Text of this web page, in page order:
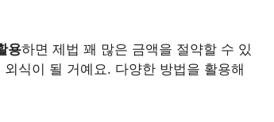
용하면 제법 꽤 많은 금액을 절약할 수 있
식이 될 거예요. 다양한 방법을 활용해